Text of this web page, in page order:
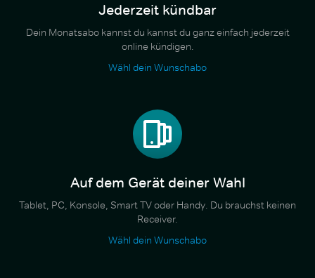
Jederzeit kündbar
Dein Monatsabo kannst du kannst du ganz einfach jederzeit
online kündigen.
Wähl dein Wunschabo
Auf dem Gerät deiner Wahl
Tablet, PC, Konsole, Smart TV oder Handy. Du brauchst keinen
Receiver.
Wähl dein Wunschabo